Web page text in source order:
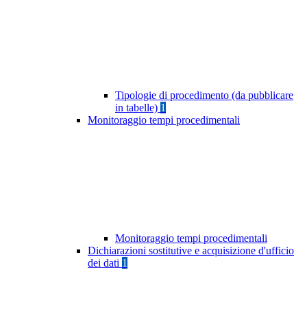
Tipologie di procedimento (da pubblicare
in tabelle) 1
Monitoraggio tempi procedimentali
Monitoraggio tempi procedimentali
Dichiarazioni sostitutive e acquisizione d'ufficio
dei dati 1